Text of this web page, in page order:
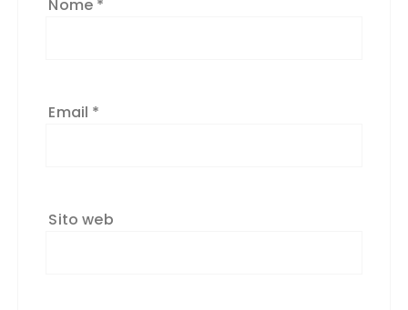
Nome *
Email *
Sito web